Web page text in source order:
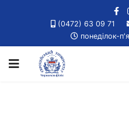
(0472) 63 09 71
понеділок-